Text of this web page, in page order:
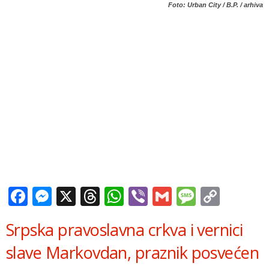
Foto: Urban City / B.P. / arhiva
Facebook
Messenger
X Threads
WhatsApp
ViberGmail
Srpska pravoslavna crkva i vernici
slave Markovdan, praznik posvećen